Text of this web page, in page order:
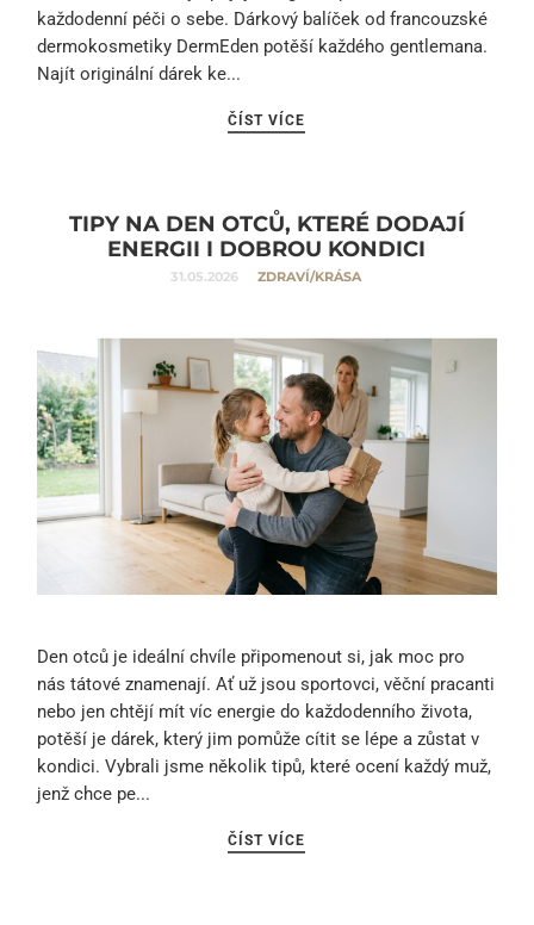
každodenní péči o sebe. Dárkový balíček od francouzské
dermokosmetiky DermEden potěší každého gentlemana.
Najít originální dárek ke...
ČÍST VÍCE
TIPY NA DEN OTCŮ, KTERÉ DODAJÍ
ENERGII I DOBROU KONDICI
31.05.2026 ZDRAVÍ/KRÁSA
Den otců je ideální chvíle připomenout si, jak moc pro
nás tátové znamenají. Ať už jsou sportovci, věční pracanti
nebo jen chtějí mít víc energie do každodenního života,
potěší je dárek, který jim pomůže cítit se lépe a zůstat v
kondici. Vybrali jsme několik tipů, které ocení každý muž,
jenž chce pe...
ČÍST VÍCE